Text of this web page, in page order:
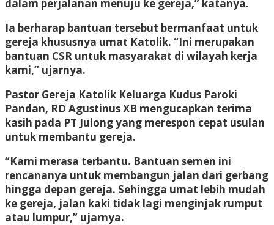
dalam perjalanan menuju ke gereja,” katanya.
Ia berharap bantuan tersebut bermanfaat untuk
gereja khususnya umat Katolik. “Ini merupakan
bantuan CSR untuk masyarakat di wilayah kerja
kami,” ujarnya.
Pastor Gereja Katolik Keluarga Kudus Paroki
Pandan, RD Agustinus XB mengucapkan terima
kasih pada PT Julong yang merespon cepat usulan
untuk membantu gereja.
“Kami merasa terbantu. Bantuan semen ini
rencananya untuk membangun jalan dari gerbang
hingga depan gereja. Sehingga umat lebih mudah
ke gereja, jalan kaki tidak lagi menginjak rumput
atau lumpur,” ujarnya.